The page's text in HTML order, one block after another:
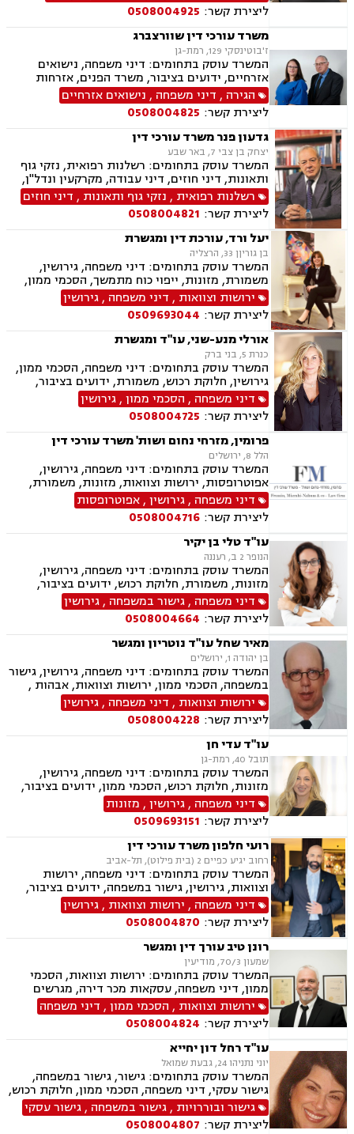
דיני חוזים, אובדן כושר עבודה, ביטוח לאומי, דיני
חברות, דיני עמותות.
ליצירת קשר: 0508004925
משרד עורכי דין שוורצברג
ז'בוטינסקי 129, רמת-גן
המשרד עוסק בתחומים: דיני משפחה, נישואים
אזרחיים, ידועים בציבור, משרד הפנים, אזרחות
ואשרות בישראל, הורות חד מינית, הסכמי ממון,
גירושין, אבהות , ירושות וצוואות, מומחים לדין הזר,
דיני חוזים, מסחר בינלאומי, אזרחי מסחרי, נוטריון
הגירה , דיני משפחה , נישואים אזרחיים
ליצירת קשר: 0508004825
גדעון פנר משרד עורכי דין
יצחק בן צבי 7, באר שבע
המשרד עוסק בתחומים: רשלנות רפואית, נזקי גוף
ותאונות, דיני חוזים, דיני עבודה, מקרקעין ונדל"ן,
דיני משפחה, בנקים, פלילי, נזקי גוף, תאונות עבודה,
תאונות דרכים, משפט מסחרי, תביעות ביטוח ונזקי
רכוש, ייפוי כוח מתמשך, נוטריון , רשלנות רפואית-
הריון ולידה, לשון הרע, תאונות ספורט, בריאות
הנפש, אובדן כושר עבודה , תאונות תלמידים,
תאונות עקב רשלנות, נזקי רכוש, קבלנות חוזית,
השקעות בחו"ל, דין משמעתי, עובדים זרים, זכויות
נשים בהריון, תכנון ובניה, דיור מוגן, אגודות
שיתופיות, ליקויי בנייה, מושבים וקיבוצים , ועוד
רשלנות רפואית , נזקי גוף ותאונות , דיני חוזים
ליצירת קשר: 0508004821
יעל ורד, עורכת דין ומגשרת
בן גוריןן 33, הרצליה
המשרד עוסק בתחומים: דיני משפחה, גירושין,
משמורת, מזונות, ייפוי כוח מתמשך, הסכמי ממון,
ירושות וצוואות, גישור במשפחה, חלוקת רכוש,
ידועים בציבור
ירושות וצוואות , דיני משפחה ,גירושין
ליצירת קשר: 0509693044
אורלי מנע-שני, עו"ד ומגשרת
כנרת 5, בני ברק
המשרד עוסק בתחומים: דיני משפחה, הסכמי ממון,
גירושין, חלוקת רכוש, משמורת, ידועים בציבור,
גישור במשפחה, ירושות וצוואות, ניכור הורי, נדל"ן,
ייפוי כוח מתמשך
דיני משפחה , הסכמי ממון,גירושין
ליצירת קשר: 0508004725
פרומין, מזרחי נחום ושות' משרד עורכי דין
הלל 8, ירושלים
המשרד עוסק בתחומים: דיני משפחה, גירושין,
אפוטרופסות, ירושות וצוואות, מזונות, משמורת,
ייפוי כוח מתמשך, ידועים בציבור, חלוקת רכוש,
הורות חד מינית, הסכמי ממון, דיני מקרקעין,
עסקאות מכר דירה, נדל"ן, ליקויי בנייה, פינוי בינוי,
פינוי מושכר, תמ"א 38, דיירות מוגנת , בנקים,
ערבויות ושטרות , פירוקים והקפאות הליכים, צווי
מניעה, ליווי עסקי, דיני חוזים, חדלות פירעון, פשיטת
רגל, הוצאה לפועל, גביית חובות, דיני חברות,
תביעות ייצוגיות, דיני עבודה
דיני משפחה ,גירושין,אפוטרופסות
ליצירת קשר: 0508004716
עו"ד טלי בן יקיר
הנופר 2 ב, רעננה
המשרד עוסק בתחומים: דיני משפחה, גירושין,
מזונות, משמורת, חלוקת רכוש, ידועים בציבור,
אבהות , הסכמי ממון, ירושות וצוואות, אפוטרופסות,
נישואים אזרחיים, הורות חד מינית
דיני משפחה ,גישור במשפחה ,גירושין
ליצירת קשר: 0508004664
מאיר שחל עו"ד נוטריון ומגשר
בן יהודה 1, ירושלים
המשרד עוסק בתחומים: דיני משפחה, גירושין, גישור
במשפחה, הסכמי ממון, ירושות וצוואות, אבהות ,
משמורת, אפוטרופסות, חלוקת רכוש, ידועים בציבור,
תיאום הורי, נוטריון, מגשרים
ירושות וצוואות , דיני משפחה ,גירושין
ליצירת קשר: 0508004228
עו"ד עדי חן
תובל 40, רמת-גן
המשרד עוסק בתחומים: דיני משפחה, גירושין,
מזונות, חלוקת רכוש, הסכמי ממון, ידועים בציבור,
ירושות וצוואות, אפוטרופסות, אבהות , אימוץ ,
נישואים אזרחיים, הגירה
דיני משפחה ,גירושין, מזונות
ליצירת קשר: 0509693151
רועי חלפון משרד עורכי דין
רחוב יגיע כפיים 2 (בית פילוט), תל-אביב
המשרד עוסק בתחומים: דיני משפחה, ירושות
וצוואות, גירושין, גישור במשפחה, ידועים בציבור,
מזונות, משמורת, צווי מניעה, אלימות במשפחה,
הסכמי ממון, אפוטרופסות, חלוקת רכוש, מעמד אישי
דיני משפחה , ירושות וצוואות ,גירושין
ליצירת קשר: 0508004870
רונן טיב עורך דין ומגשר
שמעון 70/3, מודיעין
המשרד עוסק בתחומים: ירושות וצוואות, הסכמי
ממון, דיני משפחה, עסקאות מכר דירה, מגרשים
חקלאיים, מגרשים לבניה , הפקעת קרקעות, מושבים
וקיבוצים , נחלות ומשקים במושבים, נדל"ן, גירושין,
ידועים בציבור, מזונות, משמורת, חלוקת רכוש,
מעמד אישי, דיני חוזים, גישור במשפחה, מגשרים,
ייפוי כוח מתמשך
ירושות וצוואות , הסכמי ממון, דיני משפחה
ליצירת קשר: 0508004824
עו"ד רחל דון יחייא
יוני נתניהו 24, גבעת שמואל
המשרד עוסק בתחומים: גישור, גישור במשפחה,
גישור עסקי, דיני משפחה, הסכמי ממון, חלוקת רכוש,
מזונות, ירושות וצוואות, מעמד אישי, דיני חוזים
גישור ובוררויות ,גישור במשפחה ,גישור עסקי
ליצירת קשר: 0508004807